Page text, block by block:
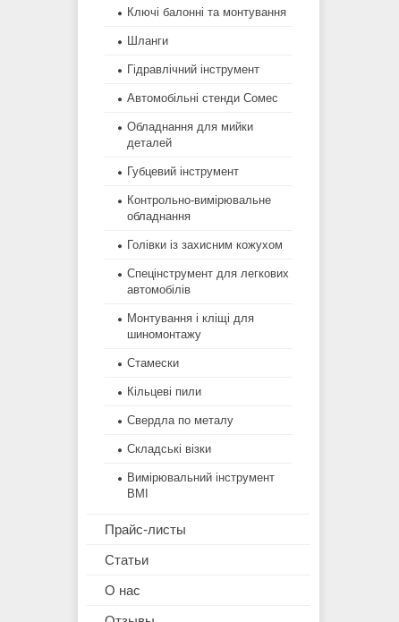
Ключі балонні та монтування
Шланги
Гідравлічний інструмент
Автомобільні стенди Сомес
Обладнання для мийки
деталей
Губцевий інструмент
Контрольно-вимірювальне
обладнання
Голівки із захисним кожухом
Спецінструмент для легкових
автомобілів
Монтування і кліщі для
шиномонтажу
Стамески
Кільцеві пили
Свердла по металу
Складські візки
Вимірювальний інструмент
BMI
Прайс-листы
Статьи
О нас